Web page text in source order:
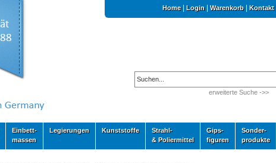
Home| Login Warenkorb| Kontakt|
erweiterte Suche ->>
Einbett-
massen
Legierungen Kunststoffe
Strahl-
& Poliermittel
Gips-
figuren
Sonder-
produkte